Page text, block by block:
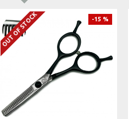
-15 %
OUT OF STOCK